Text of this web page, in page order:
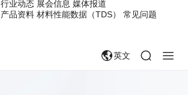
行业动态 展会信息 媒体报道
产品资料 材料性能数据（TDS） 常见问题
英文